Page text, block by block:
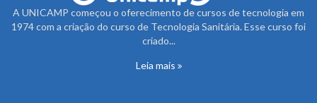
A UNICAMP começou o oferecimento de cursos de tecnologia em
1974 com a criação do curso de Tecnologia Sanitária. Esse curso foi
criado...
Leia mais